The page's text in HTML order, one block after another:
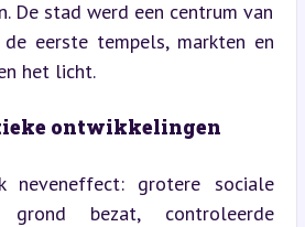
De stad werd een centrum van
eerste tempels, markten en
het licht.
ontwikkelingen
neveneffect: grotere sociale
grond bezat, controleerde